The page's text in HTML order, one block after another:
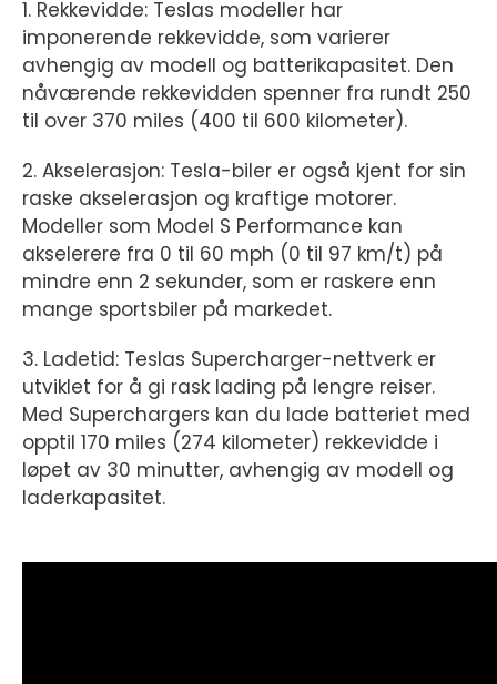
1. Rekkevidde: Teslas modeller har
imponerende rekkevidde, som varierer
avhengig av modell og batterikapasitet. Den
nåværende rekkevidden spenner fra rundt 250
til over 370 miles (400 til 600 kilometer).
2. Akselerasjon: Tesla-biler er også kjent for sin
raske akselerasjon og kraftige motorer.
Modeller som Model S Performance kan
akselerere fra 0 til 60 mph (0 til 97 km/t) på
mindre enn 2 sekunder, som er raskere enn
mange sportsbiler på markedet.
3. Ladetid: Teslas Supercharger-nettverk er
utviklet for å gi rask lading på lengre reiser.
Med Superchargers kan du lade batteriet med
opptil 170 miles (274 kilometer) rekkevidde i
løpet av 30 minutter, avhengig av modell og
laderkapasitet.